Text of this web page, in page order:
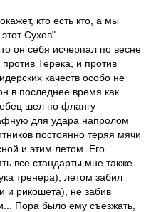
кто есть кто, а мы
Сухов"...
он себя исчерпал по весне
Терека, и против
качеств особо не
в последнее время как
шел по флангу
для удара напролом
постоянно теряя мячи
и этим летом. Его
все стандарты мне также
тренера), летом забил
и рикошета), не забив
Пора было ему съезжать,